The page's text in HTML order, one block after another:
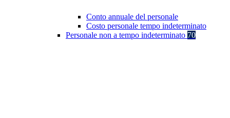
Conto annuale del personale
Costo personale tempo indeterminato
Personale non a tempo indeterminato 70